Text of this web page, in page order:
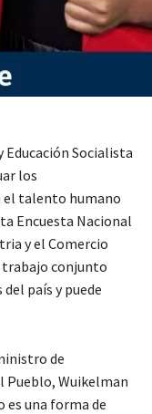
Socialista
los
el talento humano
Encuesta Nacional
y el Comercio
trabajo conjunto
país y puede
de
Pueblo, Wuikelman
es una forma de